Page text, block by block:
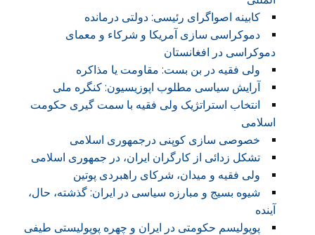
کابینه اصواگرای رئیسی: دولتی درمانده
دموکراسی سازی آمریکا و شرکاء و معمای
دموکراسی در افغانستان
ولی فقیه در بن بست: مقاومت یا مذاکره
آرایش سیاسی مطلوب اپوزیسیون: کنگره ملی
انتخاب استراتژیک ولی فقیه با سمت گیری حکومت
اسلامی
خصوصی سازی کوپنی درجمهوری اسلامی
تشکل زدائی از کارگران ایران، در جمهوری اسلامی
ولی فقیه و میدان، شرکای راهبردی پوتین
شیوه بسیج و مبارزه سیاسی در ایران: گذشته، حال،
آینده
پوپولیسم حکومتی در ایران و چهره پوپولیستی طیفی